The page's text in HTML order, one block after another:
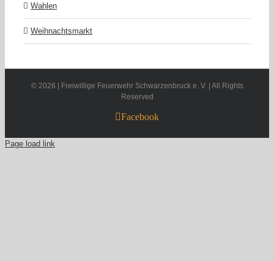
Wahlen
Weihnachtsmarkt
© 2026 | Freiwillige Feuerwehr Schwarzenbruck e. V. | All Rights
Reserved
Facebook
Page load link